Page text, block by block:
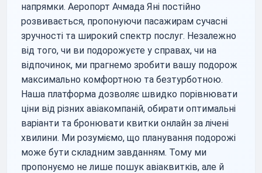
напрямки. Аеропорт Ачмада Яні постійно
розвивається, пропонуючи пасажирам сучасні
зручності та широкий спектр послуг. Незалежно
від того, чи ви подорожуєте у справах, чи на
відпочинок, ми прагнемо зробити вашу подорож
максимально комфортною та безтурботною.
Наша платформа дозволяє швидко порівнювати
ціни від різних авіакомпаній, обирати оптимальні
варіанти та бронювати квитки онлайн за лічені
хвилини. Ми розуміємо, що планування подорожі
може бути складним завданням. Тому ми
пропонуємо не лише пошук авіаквитків, але й